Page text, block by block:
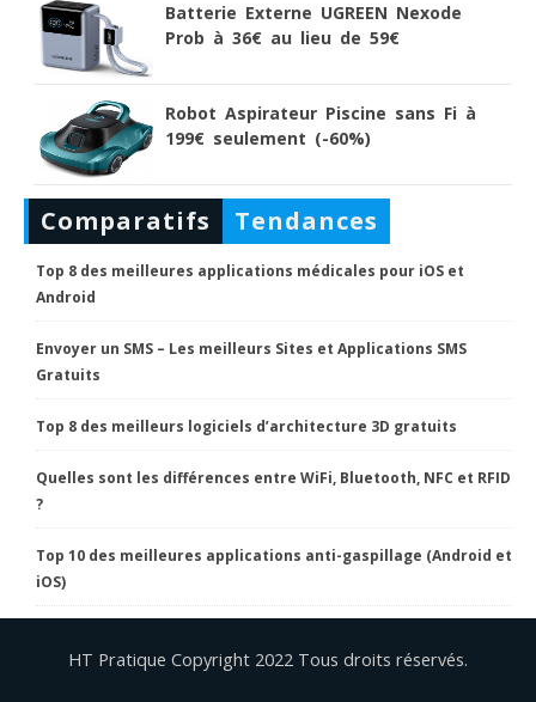
Batterie Externe UGREEN Nexode
Prob à 36€ au lieu de 59€
Robot Aspirateur Piscine sans Fi à
199€ seulement (-60%)
Comparatifs Tendances
Top 8 des meilleures applications médicales pour iOS et
Android
Envoyer un SMS – Les meilleurs Sites et Applications SMS
Gratuits
Top 8 des meilleurs logiciels d’architecture 3D gratuits
Quelles sont les différences entre WiFi, Bluetooth, NFC et RFID
?
Top 10 des meilleures applications anti-gaspillage (Android et
iOS)
HT Pratique Copyright 2022 Tous droits réservés.